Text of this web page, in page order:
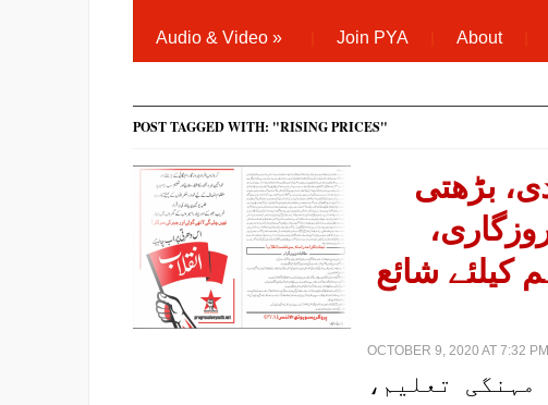
Audio & Video » Join PYA About
POST TAGGED WITH: "RISING PRICES"
بڑھتی
کیلئے شائع
OCTOBER 9, 2020 AT 7:32 PM
تعلیم،